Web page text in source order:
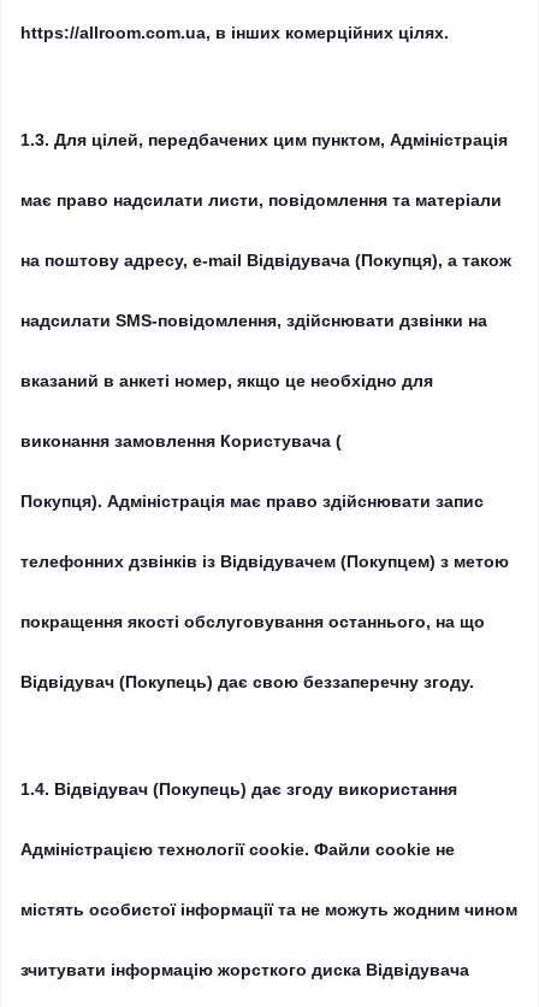
https://allroom.com.ua, в інших комерційних цілях.
1.3. Для цілей, передбачених цим пунктом, Адміністрація
має право надсилати листи, повідомлення та матеріали
на поштову адресу, e-mail Відвідувача (Покупця), а також
надсилати SMS-повідомлення, здійснювати дзвінки на
вказаний в анкеті номер, якщо це необхідно для
виконання замовлення Користувача (
Покупця). Адміністрація має право здійснювати запис
телефонних дзвінків із Відвідувачем (Покупцем) з метою
покращення якості обслуговування останнього, на що
Відвідувач (Покупець) дає свою беззаперечну згоду.
1.4. Відвідувач (Покупець) дає згоду використання
Адміністрацією технології cookie. Файли cookie не
містять особистої інформації та не можуть жодним чином
зчитувати інформацію жорсткого диска Відвідувача